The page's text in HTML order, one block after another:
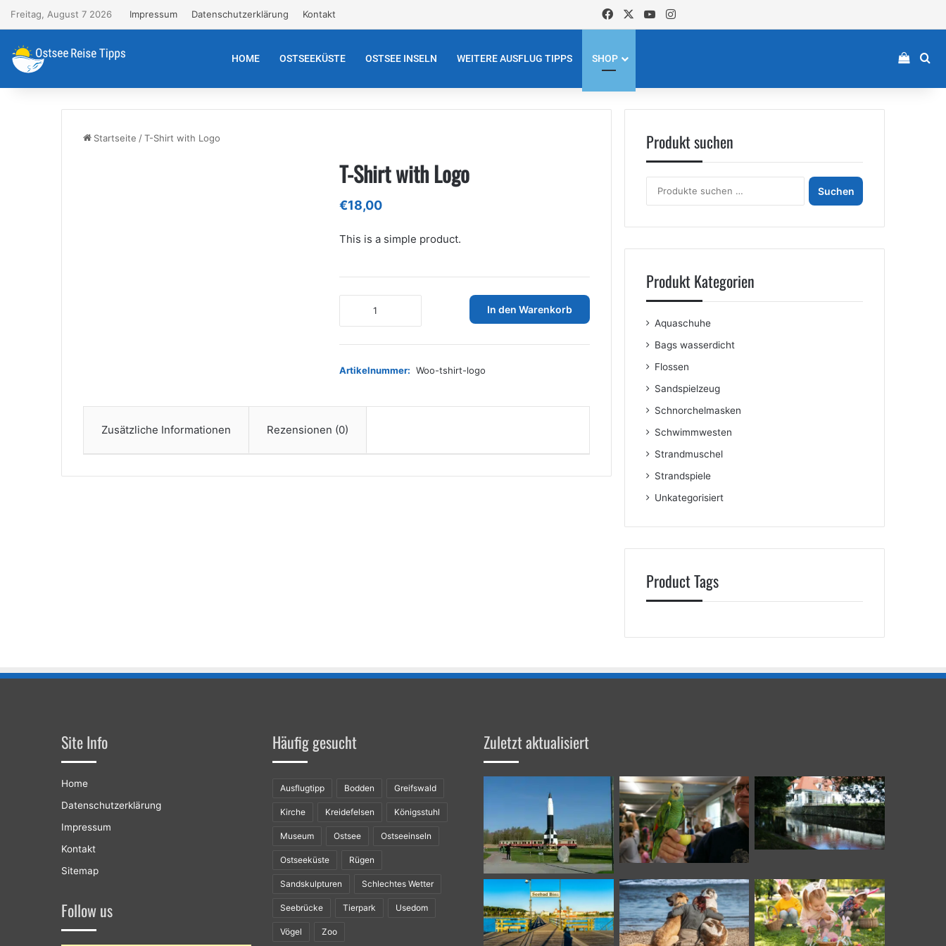
Freitag, August 7 2026 Impressum Datenschutzerklärung Kontakt FacebookYouTubeInstagram
HOME OSTSEEKÜSTE OSTSEE INSELN WEITERE AUSFLUG TIPPS SHOP
Startseite /T-Shirt with Logo
T-Shirt with Logo
€18,00
This is a simple product.
Logo
In den Warenkorb
Artikelnummer: Woo-tshirt-logo
Zusätzliche Informationen Rezensionen (0)
Produkt suchen
nach:
Suchen
Produkt Kategorien
Aquaschuhe
Bags wasserdicht
Flossen
Sandspielzeug
Schnorchelmasken
Schwimmwesten
Strandmuschel
Strandspiele
Unkategorisiert
Product Tags
Site Info
Home
Datenschutzerklärung
Impressum
Kontakt
Sitemap
Follow us
Häufig gesucht
Ausflugtipp Bodden Greifswald
Kirche Kreidefelsen Königsstuhl
Museum Ostsee Ostseeinseln
Ostseeküste Rügen
Sandskulpturen Schlechtes Wetter
Seebrücke Tierpark Usedom
Vögel Zoo
Zuletzt aktualisiert